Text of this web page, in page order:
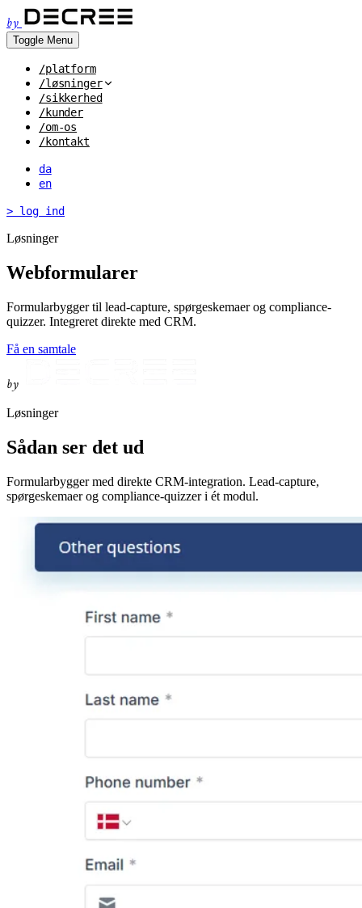
by
Toggle Menu
/platform
/løsninger
/sikkerhed
/kunder
/om-os
/kontakt
da
en
> log ind
Løsninger
Webformularer
Formularbygger til lead-capture, spørgeskemaer og compliance-
quizzer. Integreret direkte med CRM.
Få en samtale
by
Løsninger
Sådan ser det ud
Formularbygger med direkte CRM-integration. Lead-capture,
spørgeskemaer og compliance-quizzer i ét modul.